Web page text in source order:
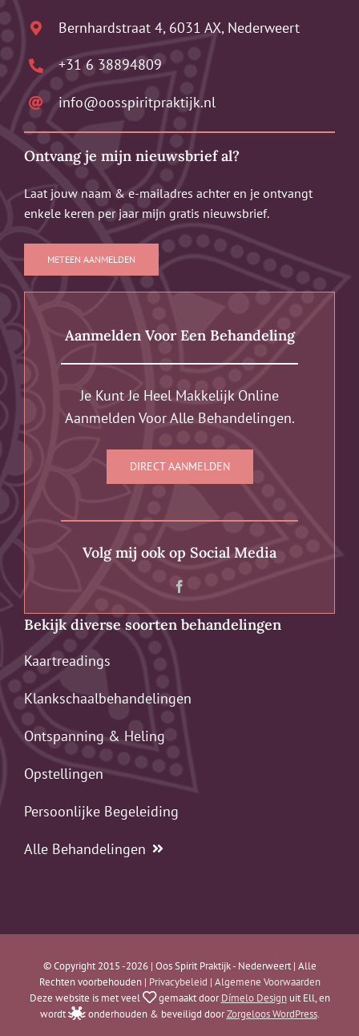
Bernhardstraat 4, 6031 AX, Nederweert
+31 6 38894809
info@oosspiritpraktijk.nl
Ontvang je mijn nieuwsbrief al?
Laat jouw naam & e-mailadres achter en je ontvangt
enkele keren per jaar mijn gratis nieuwsbrief.
METEEN AANMELDEN
Aanmelden Voor Een Behandeling
Je Kunt Je Heel Makkelijk Online
Aanmelden Voor Alle Behandelingen.
DIRECT AANMELDEN
Volg mij ook op Social Media
Bekijk diverse soorten behandelingen
Kaartreadings
Klankschaalbehandelingen
Ontspanning & Heling
Opstellingen
Persoonlijke Begeleiding
Alle Behandelingen
© Copyright 2015 -2026 | Oos Spirit Praktijk - Nederweert | Alle
Rechten voorbehouden | Privacybeleid | Algemene Voorwaarden
Deze website is met veel
gemaakt doorDímelo Designuit Ell, en
wordt
onderhouden & beveiligd doorZorgeloos WordPress.